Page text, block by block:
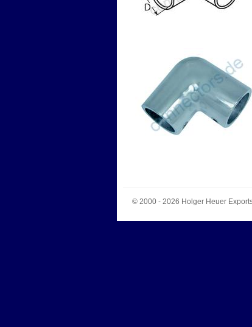
© 2000 - 2026 Holger Heuer